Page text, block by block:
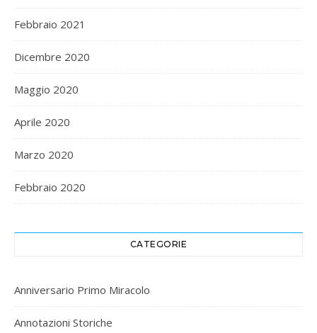
Febbraio 2021
Dicembre 2020
Maggio 2020
Aprile 2020
Marzo 2020
Febbraio 2020
CATEGORIE
Anniversario Primo Miracolo
Annotazioni Storiche